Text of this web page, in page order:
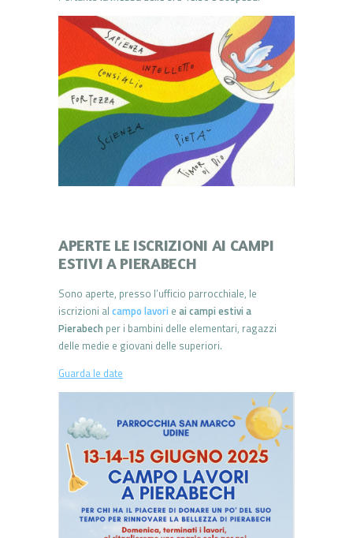
APERTE LE ISCRIZIONI AI CAMPI
ESTIVI A PIERABECH
Sono aperte, presso l’ufficio parrocchiale, le
iscrizioni al campo lavori e ai campi estivi a
Pierabech per i bambini delle elementari, ragazzi
delle medie e giovani delle superiori.
Guarda le date